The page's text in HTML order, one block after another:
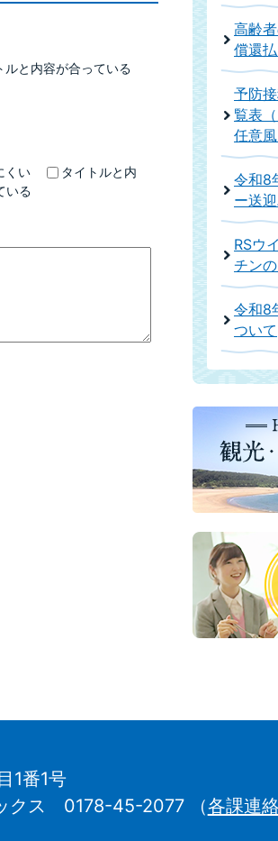
ルと内容が合っている
くい
タイトルと内
いる
高齢
償還
予防
覧表
任意風
令和8
ー送
RSウ
チン
令和8
ついて
1番1号
クス 0178-45-2077（各課連